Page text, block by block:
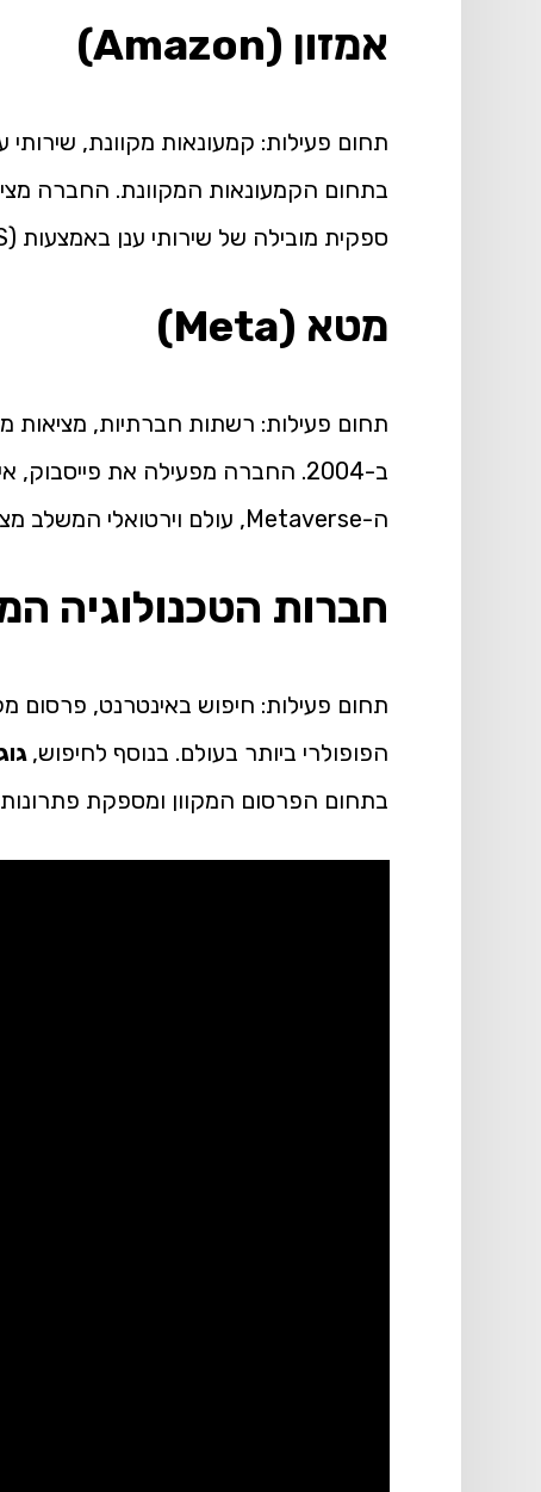
אמזון (Amazon)
בתחום הקמעונאות המקוונת. החברה
ספקית מובילה של שירותי ענן באמצעות Amazon Web Services (AWS), המספקים תשתית טכנולוגית לחברות רבות.
מטא (Meta)
תחום פעילות: רשתות חברתיות, מציאות
ב-2004. החברה מפעילה את
ה-Metaverse, עולם וירטואלי המשלב מציאות מדומה ורבודה, בו אנשים יכולים לעבוד, לשחק ולתקשר.
חברות הטכנולוגיה
הפופולרי ביותר בעולם. בנוסף לחיפוש,
בתחום הפרסום המקוון ומספקת